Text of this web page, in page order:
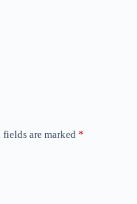
fields are marked *